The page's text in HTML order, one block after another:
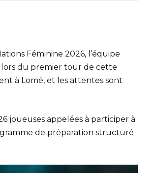
Féminine 2026, l’équipe
du premier tour de cette
à Lomé, et les attentes sont
joueuses appelées à participer à
de préparation structuré